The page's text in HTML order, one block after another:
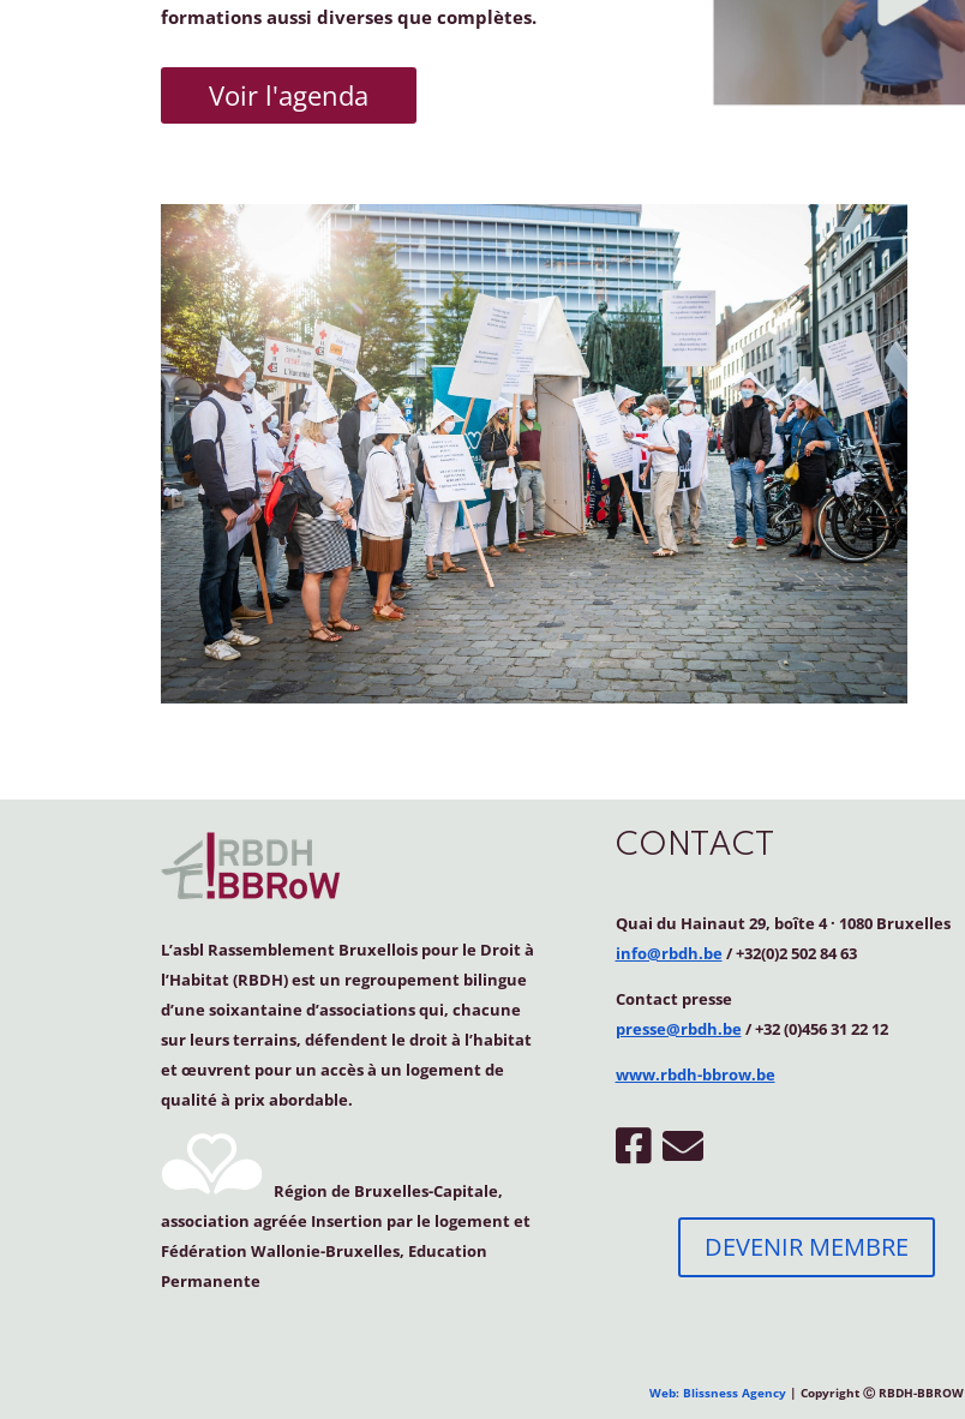
formations aussi diverses que complètes.
Voir l'agenda
L’asbl Rassemblement Bruxellois pour le Droit à
l’Habitat (RBDH) est un regroupement bilingue
d’une soixantaine d’associations qui, chacune
sur leurs terrains, défendent le droit à l’habitat
et œuvrent pour un accès à un logement de
qualité à prix abordable.
Région de Bruxelles-Capitale,
association agréée Insertion par le logement et
Fédération Wallonie-Bruxelles, Education
Permanente
CONTACT
Quai du Hainaut 29, boîte 4· 1080 Bruxelles
info@rbdh.be/ +32(0)2 502 84 63
Contact presse
presse@rbdh.be/ +32 (0)456 31 22 12
www.rbdh-bbrow.be
DEVENIR MEMBRE
Web: Blissness Agency | Copyright Ⓒ RBDH-BBROW